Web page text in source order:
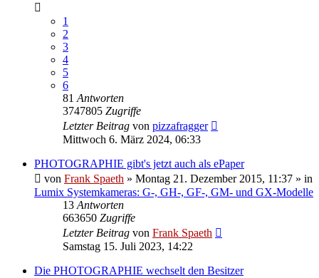
1
2
3
4
5
6
81 Antworten
3747805 Zugriffe
Letzter Beitrag von pizzafragger
Mittwoch 6. März 2024, 06:33
PHOTOGRAPHIE gibt's jetzt auch als ePaper
von Frank Spaeth » Montag 21. Dezember 2015, 11:37 » in
Lumix Systemkameras: G-, GH-, GF-, GM- und GX-Modelle
13 Antworten
663650 Zugriffe
Letzter Beitrag von Frank Spaeth
Samstag 15. Juli 2023, 14:22
Die PHOTOGRAPHIE wechselt den Besitzer